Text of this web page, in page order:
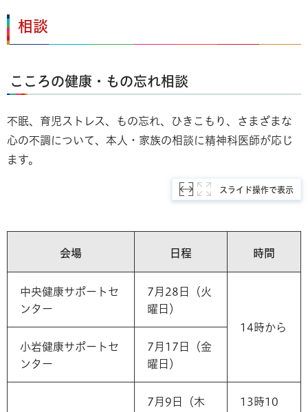
相談
こころの健康・もの忘れ相談
不眠、育児ストレス、もの忘れ、ひきこもり、さまざまな
心の不調について、本人・家族の相談に精神科医師が応じ
ます。
スライド操作で表示
会場 日程 時間
中央健康サポートセ
ンター
7月28日（火
曜日）
14時から
小岩健康サポートセ
ンター
7月17日（金
曜日）
7月9日（木
13時10